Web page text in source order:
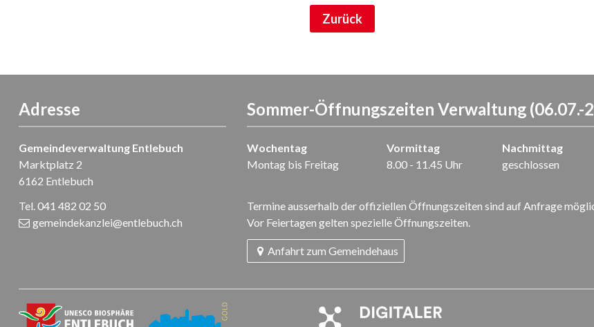
Zurück
Adresse
Gemeindeverwaltung Entlebuch
Marktplatz 2
6162 Entlebuch
Tel. 041 482 02 50
gemeindekanzlei@entlebuch.ch
Sommer-Öffnungszeiten Verwaltung (06.07.-
Wochentag Vormittag
Nachmittag
Montag bis Freitag
8.00 - 11.45 Uhr geschlossen
Termine ausserhalb der offiziellen Öffnungszeiten sind auf Anfrage
Vor Feiertagen gelten spezielle Öffnungszeiten.
Anfahrt zum Gemeindehaus